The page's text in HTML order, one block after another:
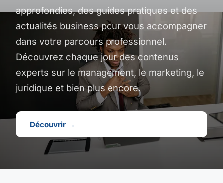
approfondies, des guides pratiques et des
actualités business pour vous accompagner
dans votre parcours professionnel.
Découvrez chaque jour des contenus
experts sur le management, le marketing, le
juridique et bien plus encore.
Découvrir →